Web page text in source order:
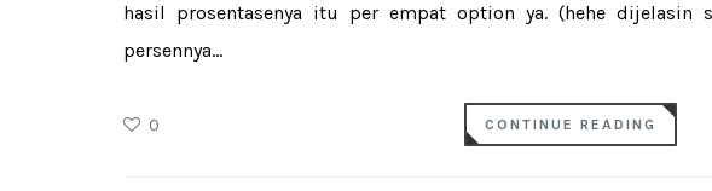
hasil prosentasenya itu per empat option ya. (hehe dijelasin
persennya...
0 CONTINUE READING